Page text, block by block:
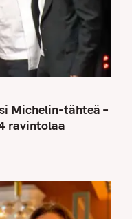
Michelin-tähteä –
ravintolaa